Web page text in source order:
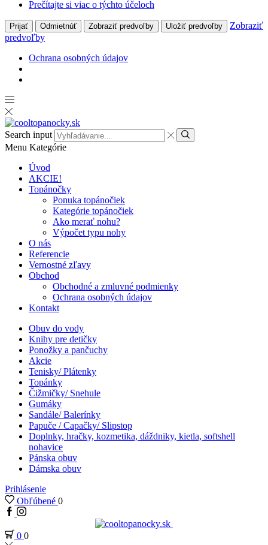
Prečítajte si viac o týchto účeloch
Prijať Odmietnúť Zobraziť predvoľby Uložiť predvoľby
Zobraziť
predvoľby
Ochrana osobných údajov
Search input
Menu Kategórie
Úvod
AKCIE!
Topánočky
Ponuka topánočiek
Kategórie topánočiek
Ako merať nohu?
Výpočet typu nohy
O nás
Referencie
Vernostné zľavy
Obchod
Obchodné a zmluvné podmienky
Ochrana osobných údajov
Kontakt
Obuv do vody
Knihy pre detičky
Ponožky a pančuchy
Akcie
Tenisky/ Plátenky
Topánky
Čižmičky/ Snehule
Gumáky
Sandále/ Balerínky
Papuče / Capačky/ Slipstop
Doplnky, hračky, kozmetika, dáždniky, kietla, softshell
nohavice
Pánska obuv
Dámska obuv
Prihlásenie
Obľúbené 0
0 0